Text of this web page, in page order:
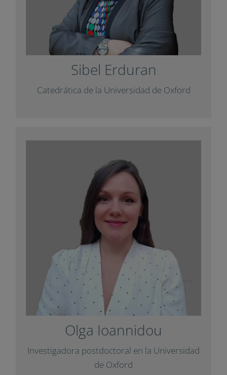
Sibel Erduran
Catedrática de la Universidad de Oxford
Ha colaborado con
Impuls
con un artículo
para la revista
Diàlegs
.
+ Info
Olga Ioannidou
Investigadora postdoctoral en la
Universidad de Oxford
Olga Ioannidou
Investigadora postdoctoral en el
Departamento de Educación de la
Universidad de Oxford y responsable de
investigación en el proyecto
FEDORA
Ha colaborado con
Impuls
con un artículo
para la revista
Diàlegs